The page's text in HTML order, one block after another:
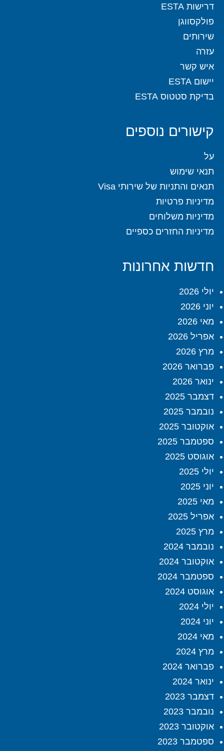
דרישות ESTA
פולקסווגן
שירותים
עזרה
איש קשר
יישום ESTA
בדיקת סטטוס ESTA
קישורים נוספים
על
תנאי שימוש
תנאים והתניות של שירותי Visa
מדיניות פרטיות
מדיניות משלוחים
מדיניות החזרים כספיים
חדשות אחרונות
יולי 2026
יוני 2026
מאי 2026
אפריל 2026
מרץ 2026
פברואר 2026
ינואר 2026
דצמבר 2025
נובמבר 2025
אוקטובר 2025
ספטמבר 2025
אוגוסט 2025
יולי 2025
יוני 2025
מאי 2025
אפריל 2025
מרץ 2025
נובמבר 2024
אוקטובר 2024
ספטמבר 2024
אוגוסט 2024
יולי 2024
יוני 2024
מאי 2024
מרץ 2024
פברואר 2024
ינואר 2024
דצמבר 2023
נובמבר 2023
אוקטובר 2023
ספטמבר 2023